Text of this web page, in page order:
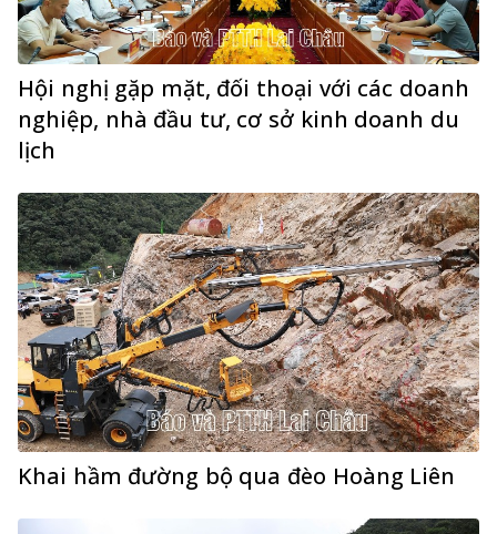
Hội nghị gặp mặt, đối thoại với các doanh
nghiệp, nhà đầu tư, cơ sở kinh doanh du
lịch
Khai hầm đường bộ qua đèo Hoàng Liên